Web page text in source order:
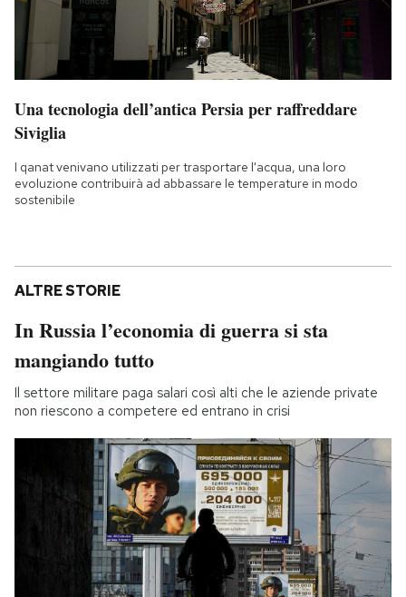
Una tecnologia dell’antica Persia per raffreddare
Siviglia
I qanat venivano utilizzati per trasportare l'acqua, una loro
evoluzione contribuirà ad abbassare le temperature in modo
sostenibile
ALTRE STORIE
In Russia l’economia di guerra si sta
mangiando tutto
Il settore militare paga salari così alti che le aziende private
non riescono a competere ed entrano in crisi